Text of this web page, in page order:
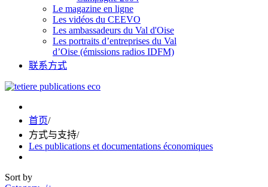
Le magazine en ligne
Les vidéos du CEEVO
Les ambassadeurs du Val d'Oise
Les portraits d’entreprises du Val
d’Oise (émissions radios IDFM)
联系方式
首页/
方式与支持/
Les publications et documentations économiques
Sort by